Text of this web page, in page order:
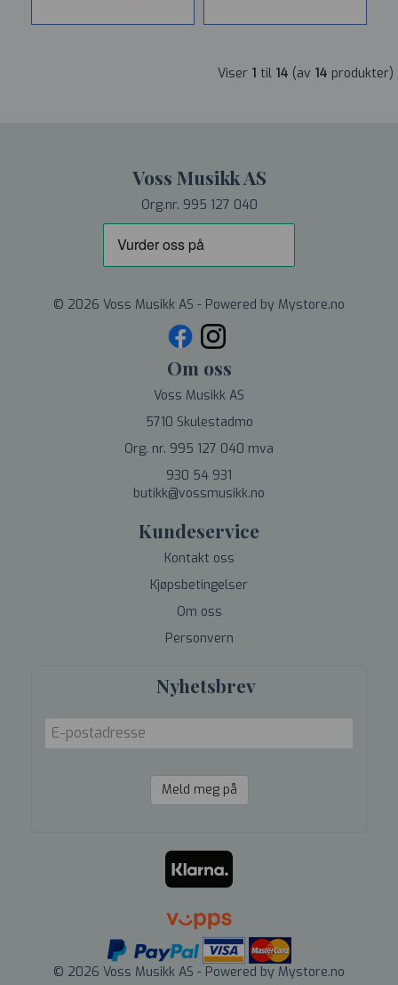
Viser 1 til 14 (av 14 produkter)
Voss Musikk AS
Org.nr. 995 127 040
© 2026 Voss Musikk AS - Powered by Mystore.no
Om oss
Voss Musikk AS
5710 Skulestadmo
Org. nr. 995 127 040 mva
930 54 931
butikk@vossmusikk.no
Kundeservice
Kontakt oss
Kjøpsbetingelser
Om oss
Personvern
Nyhetsbrev
Meld meg på
© 2026 Voss Musikk AS - Powered by Mystore.no